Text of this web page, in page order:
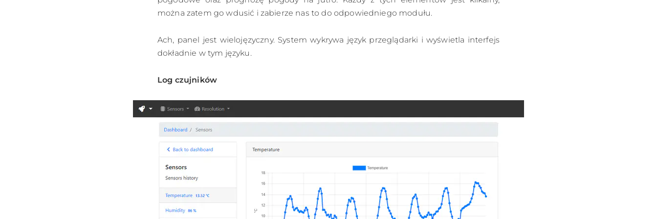
można zatem go wdusić i zabierze nas to do odpowiedniego modułu.
Ach, panel jest wielojęzyczny. System wykrywa język przeglądarki i wyświetla interfejs
dokładnie w tym języku.
Log czujników